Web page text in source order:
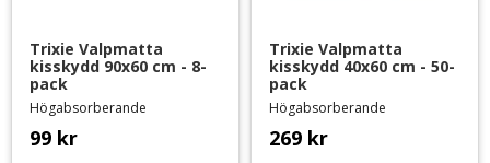
Trixie Valpmatta
kisskydd 90x60 cm - 8-
pack
Högabsorberande
99 kr
Trixie Valpmatta
kisskydd 40x60 cm - 50-
pack
Högabsorberande
269 kr